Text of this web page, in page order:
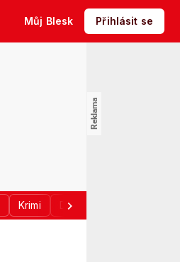
Můj Blesk Přihlásit se
Krimi Donald Trump